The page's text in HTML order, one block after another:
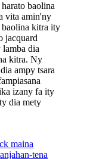
baolina
vita amin'ny
baolina kitra ity
jacquard
dia
kitra. Ny
ampy tsara
izany fa ity
dia mety